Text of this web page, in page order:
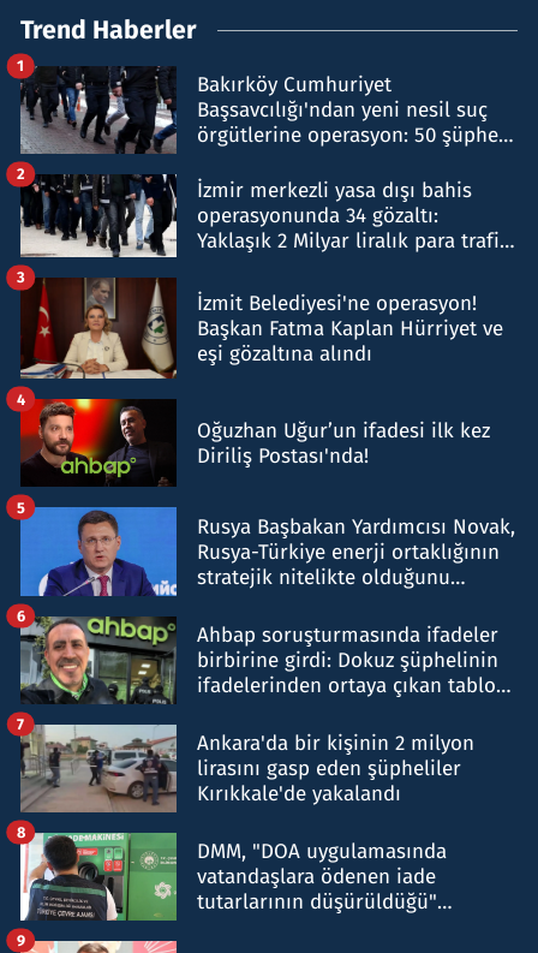
Trend Haberler
Bakırköy Cumhuriyet
Başsavcılığı'ndan yeni nesil suç
örgütlerine operasyon: 50 şüpheli
1
İzmir merkezli yasa dışı bahis
operasyonunda 34 gözaltı:
Yaklaşık 2 Milyar liralık para trafiği
2
İzmit Belediyesi'ne operasyon!
Başkan Fatma Kaplan Hürriyet ve
eşi gözaltına alındı
3
Oğuzhan Uğur’un ifadesi ilk kez
Diriliş Postası'nda!
4
Rusya Başbakan Yardımcısı Novak,
Rusya-Türkiye enerji ortaklığının
stratejik nitelikte olduğunu
5
Ahbap soruşturmasında ifadeler
birbirine girdi: Dokuz şüphelinin
ifadelerinden ortaya çıkan tablo
6
Ankara'da bir kişinin 2 milyon
lirasını gasp eden şüpheliler
Kırıkkale'de yakalandı
7
DMM, "DOA uygulamasında
vatandaşlara ödenen iade
tutarlarının düşürüldüğü"
8
9